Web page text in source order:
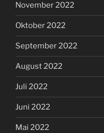
November 2022
Oktober 2022
September 2022
August 2022
Juli 2022
Juni 2022
Mai 2022